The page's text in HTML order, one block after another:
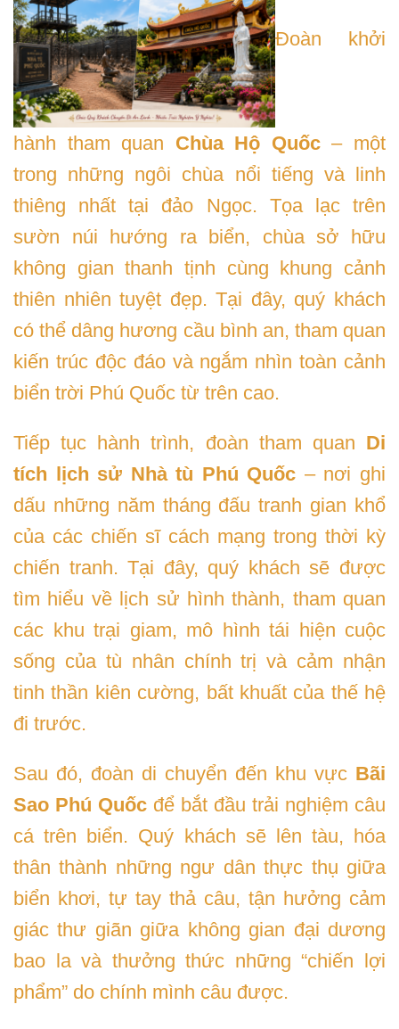
Đoàn khởi
hành tham quan Chùa Hộ Quốc– một
trong những ngôi chùa nổi tiếng và linh
thiêng nhất tại đảo Ngọc. Tọa lạc trên
sườn núi hướng ra biển, chùa sở hữu
không gian thanh tịnh cùng khung cảnh
thiên nhiên tuyệt đẹp. Tại đây, quý khách
có thể dâng hương cầu bình an, tham quan
kiến trúc độc đáo và ngắm nhìn toàn cảnh
biển trời Phú Quốc từ trên cao.
Tiếp tục hành trình, đoàn tham quan Di
tích lịch sử Nhà tù Phú Quốc – nơi ghi
dấu những năm tháng đấu tranh gian khổ
của các chiến sĩ cách mạng trong thời kỳ
chiến tranh. Tại đây, quý khách sẽ được
tìm hiểu về lịch sử hình thành, tham quan
các khu trại giam, mô hình tái hiện cuộc
sống của tù nhân chính trị và cảm nhận
tinh thần kiên cường, bất khuất của thế hệ
đi trước.
Sau đó, đoàn di chuyển đến khu vực Bãi
Sao Phú Quốc để bắt đầu trải nghiệm câu
cá trên biển. Quý khách sẽ lên tàu, hóa
thân thành những ngư dân thực thụ giữa
biển khơi, tự tay thả câu, tận hưởng cảm
giác thư giãn giữa không gian đại dương
bao la và thưởng thức những “chiến lợi
phẩm” do chính mình câu được.